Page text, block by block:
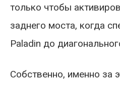
только чтобы
заднего моста, когда
Paladin до
Собственно, именно за